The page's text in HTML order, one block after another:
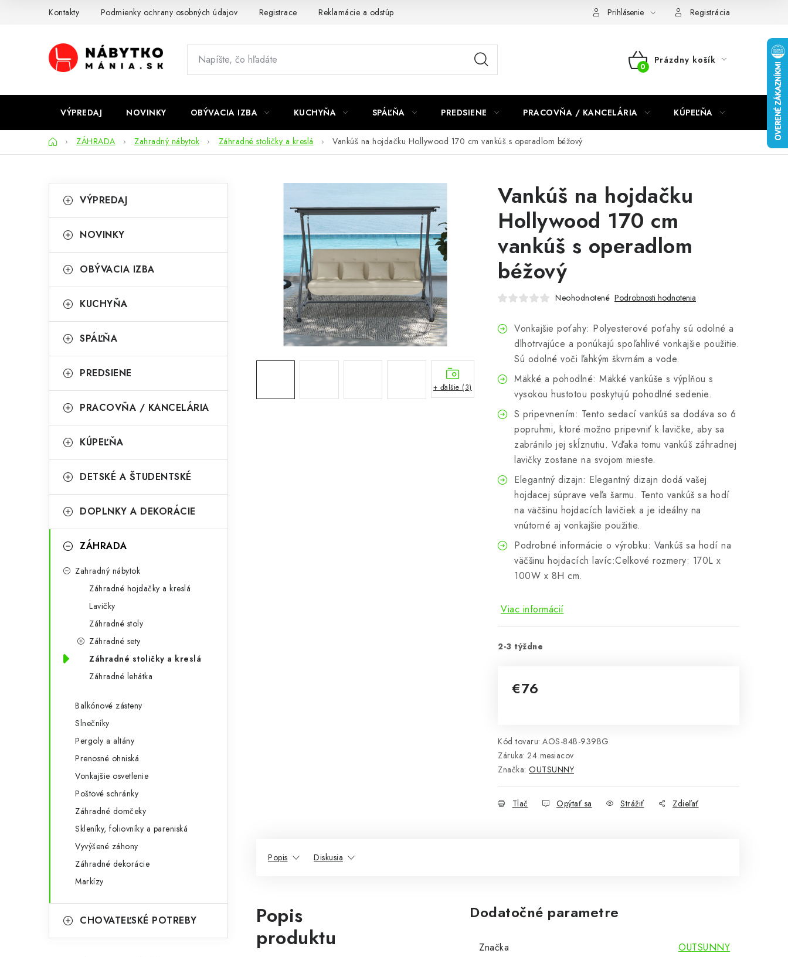
Kontakty Podmienky ochrany osobných údajov Registrace Reklamácie a odstúpenie od zmluvy Prihlásenie Registrácia
NÁKUPNÝ
Prázdny košík
VÝPREDAJ NOVINKY OBÝVACIA IZBA KUCHYŇA SPÁĽŇA PREDSIENE PRACOVŇA / KANCELÁRIA KÚPEĽŇA
DomovZÁHRADA Zahradný nábytok Záhradné stoličky a kreslá Vankúš na hojdačku Hollywood 170 cm vankúš s operadlom béžový
o
n
ý
a
n
l
kategórie
a
e
ó
i
VÝPREDAJ
NOVINKY
OBÝVACIA IZBA
KUCHYŇA
SPÁĽŇA
PREDSIENE
PRACOVŇA / KANCELÁRIA
KÚPEĽŇA
DETSKÉ A ŠTUDENTSKÉ
DOPLNKY A DEKORÁCIE
ZÁHRADA
Zahradný nábytok
Záhradné hojdačky a kreslá
Lavičky
Záhradné stoly
Záhradné sety
Záhradné stoličky a kreslá
Záhradné lehátka
Balkónové zásteny
Slnečníky
Pergoly a altány
Prenosné ohniská
Vonkajšie osvetlenie
Poštové schránky
Záhradné domčeky
Skleníky, foliovníky a pareniská
Vyvýšené záhony
Záhradné dekorácie
Markízy
CHOVATEĽSKÉ POTREBY
Vankúš na hojdačku
Hollywood 170 cm
vankúš s operadlom
béžový
Neohodnotené Podrobnosti hodnotenia
Vonkajšie poťahy: Polyesterové poťahy sú odolné a
dlhotrvajúce a ponúkajú spoľahlivé vonkajšie použitie.
Sú odolné voči ľahkým škvrnám a vode.
Mäkké a pohodlné: Mäkké vankúše s výplňou s
vysokou hustotou poskytujú pohodlné sedenie.
S pripevnením: Tento sedací vankúš sa dodáva so 6
popruhmi, ktoré možno pripevniť k lavičke, aby sa
zabránilo jej skĺznutiu. Vďaka tomu vankúš záhradnej
lavičky zostane na svojom mieste.
Elegantný dizajn: Elegantný dizajn dodá vašej
hojdacej súprave veľa šarmu. Tento vankúš sa hodí
na väčšinu hojdacích lavičiek a je ideálny na
vnútorné aj vonkajšie použitie.
Podrobné informácie o výrobku: Vankúš sa hodí na
väčšinu hojdacích lavíc:Celkové rozmery: 170L x
100W x 8H cm.
Viac informácií
2-3 týždne
€76
Kód tovaru: AOS-84B-939BG
Záruka: 24 mesiacov
Značka: OUTSUNNY
Tlač Opýtať sa Strážiť Zdieľať
+ ďalšie (3)
Popis Diskusia
Popis
produktu
Dodatočné parametre
Značka OUTSUNNY